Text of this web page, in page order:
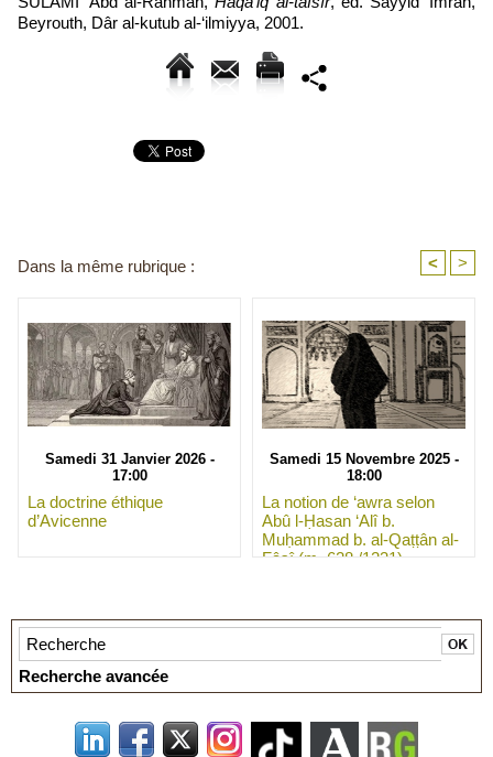
Beyrouth, Dâr al-kutub al-‘ilmiyya, 2001.
Dans la même rubrique : < >
Samedi 31 Janvier 2026 -
17:00
La doctrine éthique
d’Avicenne
Samedi 15 Novembre 2025 -
18:00
La notion de ‘awra selon
Abû l-Ḥasan ‘Alî b.
Muḥammad b. al-Qaṭṭân al-
Fâsî (m. 628 /1231)
Recherche avancée